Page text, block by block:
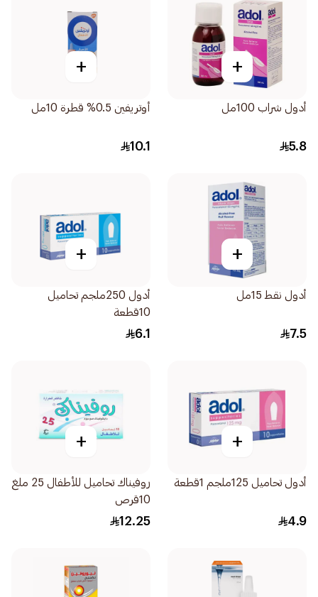
+
أدول شراب 100مل
5.8
+
أوتريفين 0.5% قطرة 10مل
10.1
+
أدول نقط 15مل
7.5
+
أدول 250ملجم تحاميل
10قطعة
6.1
+
أدول تحاميل 125ملجم 1قطعة
4.9
+
روفيناك تحاميل للأطفال 25 ملغ
10قرص
12.25